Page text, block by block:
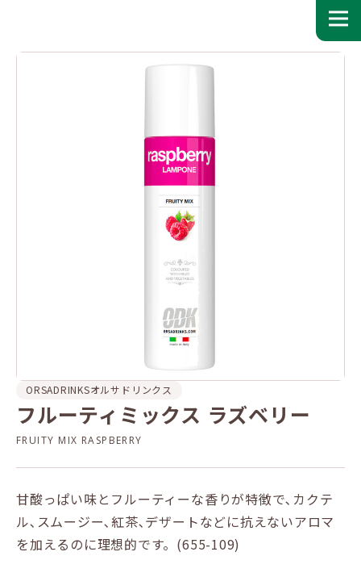
ORSADRINKSオルサドリンクス
フルーティミックス ラズベリー
FRUITY MIX RASPBERRY
甘酸っぱい味とフルーティーな香りが特徴で､カクテ
ル､スムージー､紅茶､デザートなどに抗えないアロマ
を加えるのに理想的です。(655-109)